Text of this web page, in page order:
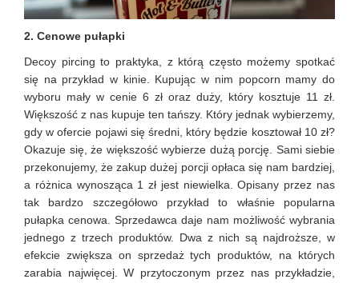
2. Cenowe pułapki
Decoy pircing to praktyka, z którą często możemy spotkać
się na przykład w kinie. Kupując w nim popcorn mamy do
wyboru mały w cenie 6 zł oraz duży, który kosztuje 11 zł.
Większość z nas kupuje ten tańszy. Który jednak wybierzemy,
gdy w ofercie pojawi się średni, który będzie kosztował 10 zł?
Okazuje się, że większość wybierze dużą porcję. Sami siebie
przekonujemy, że zakup dużej porcji opłaca się nam bardziej,
a różnica wynosząca 1 zł jest niewielka. Opisany przez nas
tak bardzo szczegółowo przykład to właśnie popularna
pułapka cenowa. Sprzedawca daje nam możliwość wybrania
jednego z trzech produktów. Dwa z nich są najdroższe, w
efekcie zwiększa on sprzedaż tych produktów, na których
zarabia najwięcej. W przytoczonym przez nas przykładzie,